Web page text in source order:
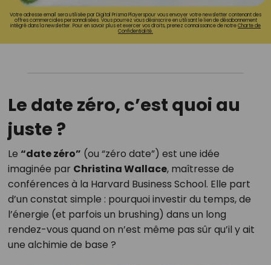
Votre adresse email sera utilisée par Digital Prisma Playerspour vous envoyer votre newsletter contenant des
offres commerciales personnalisées. Vous pourrez vous désinscrire en utilisant le lien de désabonnement
intégré dans la newsletter. Pour en savoir plus et exercer vos droits, prenez connaissance de notreCharte de
Confidentialité.
Le date zéro, c’est quoi au
juste ?
Le “date zéro” (ou “zéro date”) est une idée
imaginée par Christina Wallace, maîtresse de
conférences à la Harvard Business School. Elle part
d’un constat simple : pourquoi investir du temps, de
l’énergie (et parfois un brushing) dans un long
rendez-vous quand on n’est même pas sûr qu’il y ait
une alchimie de base ?